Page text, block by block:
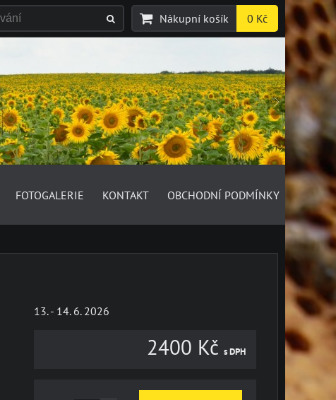
Nákupní košík 0 Kč
FOTOGALERIE KONTAKT OBCHODNÍ PODMÍNKY
13. - 14. 6. 2026
2400 Kč s DPH